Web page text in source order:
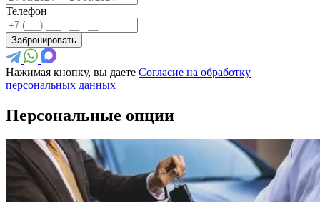
Телефон
Забронировать
Нажимая кнопку, вы даете Согласие на обработку
персональных данных
Персональные опции